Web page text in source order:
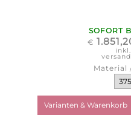
SOFORT
€
Material